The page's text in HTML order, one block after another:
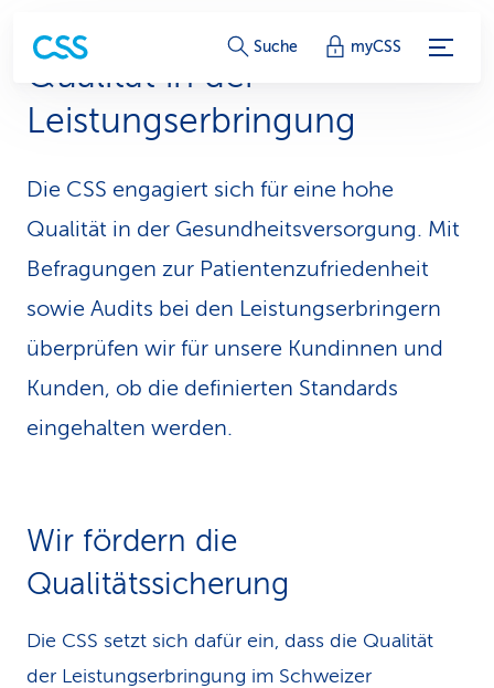
S
e
r
v
i
c
e
-
L
i
k
s
Suche myCSS
Qualität in der
Leistungserbringung
Die CSS engagiert sich für eine hohe
Qualität in der Gesund­heits­versorgung. Mit
Befragungen zur Patienten­zufriedenheit
sowie Audits bei den Leistungserbringern
überprüfen wir für unsere Kundinnen und
Kunden, ob die definierten Standards
eingehalten werden.
Wir fördern die
Qualitätssicherung
Die CSS setzt sich dafür ein, dass die Qualität
der Leistungs­erbringung im Schweizer